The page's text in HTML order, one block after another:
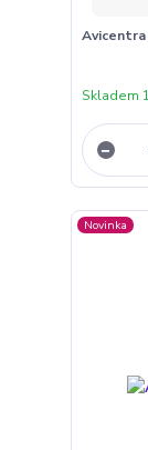
Avicentra
Skladem 1
Novinka